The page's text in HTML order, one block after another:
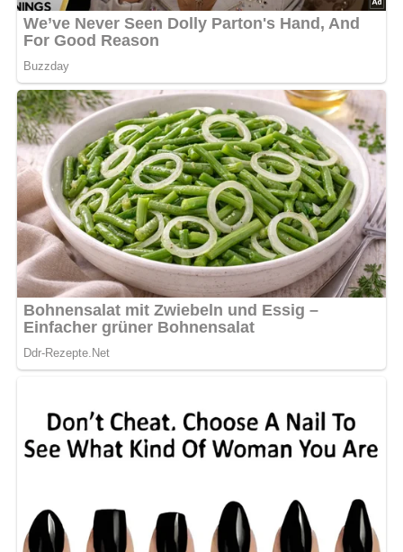
Schneidbrett und scharfes Messer – zum Vorbereiten
der Zutaten
Weckgläser – zum Einmachen des Lecso
Einweckautomat oder großer Topf – für das Einwecken
im Wasserbad
Aufbewahrung & Haltbarkeit
Das eingeweckte Lecso hält sich kühl und dunkel gelagert
bis zu 6 Monate. Nach dem Öffnen sollte es im
Kühlschrank aufbewahrt und innerhalb weniger Tage
verzehrt werden.
Nährwerte
Pro Portion (ca. 200 ml):
Kalorien: 150 kcal
Eiweiß: 2 g
Fett: 12 g
Tipps für Diabetiker